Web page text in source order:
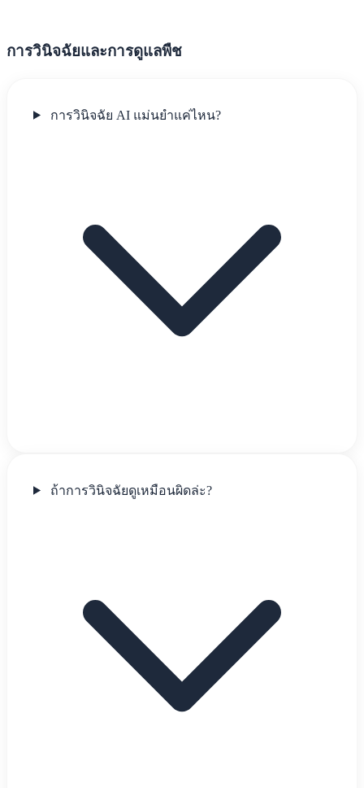
การวินิจฉัยและการดูแลพืช
การวินิจฉัย AI แม่นยำแค่ไหน?
ถ้าการวินิจฉัยดูเหมือนผิดล่ะ?